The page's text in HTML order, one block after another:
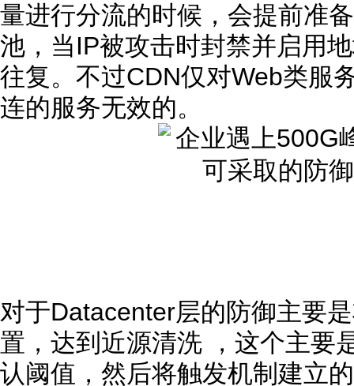
量进行分流的时候，会提前准
池，当IP被攻击时封禁并启用
往复。不过CDN仅对Web类服
连的服务无效的。
对于Datacenter层的防御主要
置，达到近源清洗 ，这个主要
认阈值，然后将触发机制建立